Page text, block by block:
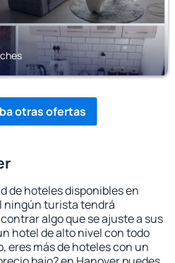
otras ofertas
de hoteles disponibles en
ningún turista tendrá
algo que se ajuste a sus
hotel de alto nivel con todo
eres más de hoteles con un